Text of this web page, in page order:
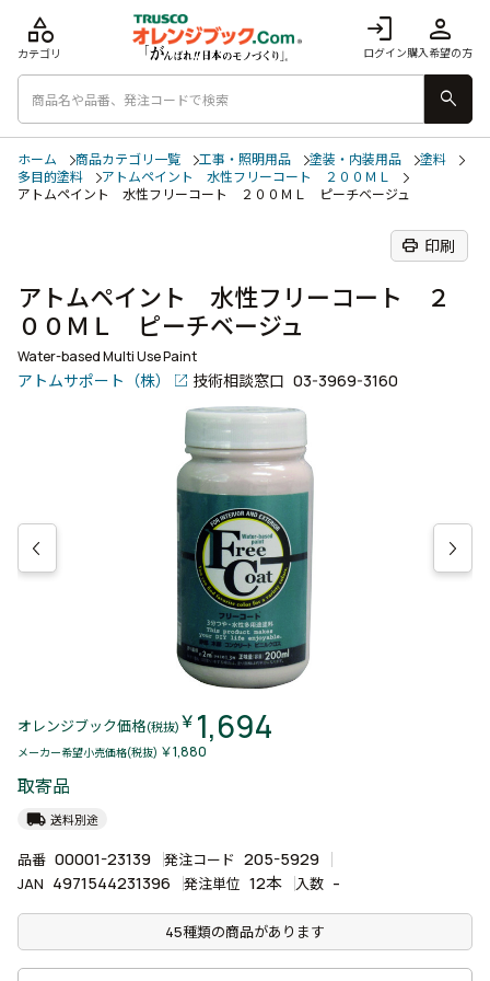
login
ログイン
person
購入希望の方
category
カテゴリ
search
ホーム 商品カテゴリ一覧 工事・照明用品 塗装・内装用品
塗料
多目的塗料
アトムペイント 水性フリーコート ２００ＭＬ
アトムペイント 水性フリーコート ２００ＭＬ ピーチベージュ
print 印刷
アトムペイント 水性フリーコート ２
００ＭＬ ピーチベージュ
Water-based Multi Use Paint
アトムサポート（株） 技術相談窓口 03-3969-3160
オレンジブック価格(税抜) ￥ 1,694
メーカー希望小売価格(税抜) ￥1,880
取寄品
local_shipping 送料別途
品番 00001-23139 発注コード 205-5929
JAN 4971544231396 発注単位 12本 入数 -
45種類の商品があります